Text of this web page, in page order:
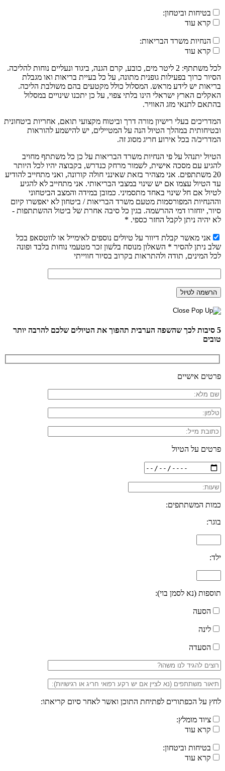
בטיחות וביטחון:
קרא עוד
הנחיות משרד הבריאות:
קרא עוד
לכל משתתף: 2 ליטר מים, כובע, קרם הגנה, ביגוד ונעליים נוחות להליכה.
הסיור כרוך בפעילות גופנית מתונה, על כל בעיית בריאות ואו מגבלת
בריאות יש לידע מראש. המסלול כולל מקטעים בהם משולבת הליכה.
האקלים הארץ ישראלי הינו בלתי צפוי, על כן יתכנו שינויים במסלול
בהתאם לתנאי מזג האוויר.
המדריכים בעלי רישיון מורה דרך וביטוח מקצועי תואם, אחריות ביטחונית
ובטיחותית במהלך הטיול הנה על המטיילים, יש להישמע להוראות
המדריכ/ה בכל אירוע חריג מסוג זה.
הטיול יתנהל על פי הנחיות משרד הבריאות על כן כל משתתף מחויב
להגיע עם מסכה אישית, לשמור מרחק כנדרש, בקבוצה יהיו לכל היותר
20 משתתפים. אני מצהיר בזאת שאינני חולה קורונה, ואני מתחייב להודיע
עד הטיול עצמו אם יש שינוי במצבי הבריאותי. אני מתחייב לא להגיע
לטיול אם חל שינוי באחד מתסמיני. כמובן במידה והמצב הביטחוני
וההנחיות המפורסמות מטעם משרד הבריאות / ביטחון לא יאפשרו קיום
סיור, יוחזרו דמי ההרשמה. בגין כל סיבה אחרת של ביטול ההשתתפות -
לא יהיה ניתן לקבל החזר כספי. *
אני מאשר קבלת דיוור על טיולים נוספים לאימייל או לווטסאפ בכל
שלב ניתן להסיר * השאלון מנוסח בלשון זכר מטעמי נוחות בלבד ופונה
לכל המינים, תודה ולהתראות בקרוב בסיור חווייתי
5 סיבות לכך שהשפה הערבית תהפוך את הטיולים שלכם להרבה יותר
טובים
פרטים אישיים
פרטים על הטיול
כמות המשתתפים:
בוגר:
ילד:
תוספות (נא לסמן בוי):
הסעה
לינה
הסעדה
לחץ על הכפתורים לפתיחת התוכן ואשר לאחר סיום קריאתו:
ציוד מומלץ:
קרא עוד
בטיחות וביטחון:
קרא עוד